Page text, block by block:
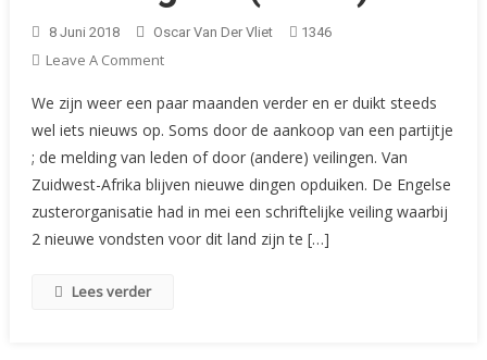
8 Juni 2018 Oscar Van Der Vliet 1346
Leave A CommentOn
Aangifte
(CS45)
We zijn weer een paar maanden verder en er duikt steeds
wel iets nieuws op. Soms door de aankoop van een partijtje
; de melding van leden of door (andere) veilingen. Van
Zuidwest-Afrika blijven nieuwe dingen opduiken. De Engelse
zusterorganisatie had in mei een schriftelijke veiling waarbij
2 nieuwe vondsten voor dit land zijn te […]
Lees verder